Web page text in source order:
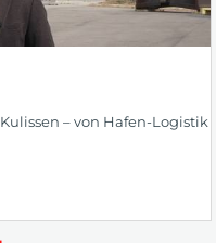
– von Hafen-Logistik